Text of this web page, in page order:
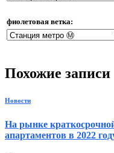
фиолетовая ветка:
Похожие записи
Новости
На рынке
апартаментов в 2022